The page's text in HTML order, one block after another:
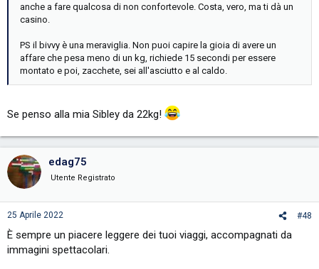
anche a fare qualcosa di non confortevole. Costa, vero, ma ti dà un
casino.
PS il bivvy è una meraviglia. Non puoi capire la gioia di avere un
affare che pesa meno di un kg, richiede 15 secondi per essere
montato e poi, zacchete, sei all'asciutto e al caldo.
Se penso alla mia Sibley da 22kg!
edag75
Utente Registrato
25 Aprile 2022 #48
È sempre un piacere leggere dei tuoi viaggi, accompagnati da
immagini spettacolari.